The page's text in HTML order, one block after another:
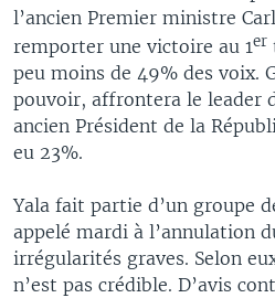
l’ancien Premier ministre
remporter une victoire au 1er
peu moins de 49% des voix.
pouvoir, affrontera le leader
ancien Président de la
eu 23%.
Yala fait partie d’un groupe
appelé mardi à l’annulation
irrégularités graves. Selon
n’est pas crédible. D’avis